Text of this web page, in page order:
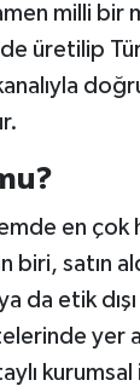
milli bir
üretilip
en çok
satın
da etik
yer